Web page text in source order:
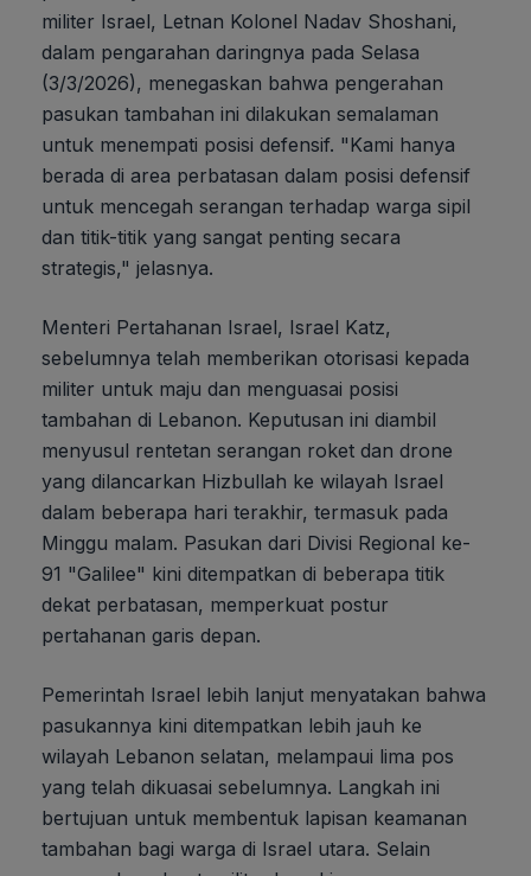
militer Israel, Letnan Kolonel Nadav Shoshani,
dalam pengarahan daringnya pada Selasa
(3/3/2026), menegaskan bahwa pengerahan
pasukan tambahan ini dilakukan semalaman
untuk menempati posisi defensif. "Kami hanya
berada di area perbatasan dalam posisi defensif
untuk mencegah serangan terhadap warga sipil
dan titik-titik yang sangat penting secara
strategis," jelasnya.
Menteri Pertahanan Israel, Israel Katz,
sebelumnya telah memberikan otorisasi kepada
militer untuk maju dan menguasai posisi
tambahan di Lebanon. Keputusan ini diambil
menyusul rentetan serangan roket dan drone
yang dilancarkan Hizbullah ke wilayah Israel
dalam beberapa hari terakhir, termasuk pada
Minggu malam. Pasukan dari Divisi Regional ke-
91 "Galilee" kini ditempatkan di beberapa titik
dekat perbatasan, memperkuat postur
pertahanan garis depan.
Pemerintah Israel lebih lanjut menyatakan bahwa
pasukannya kini ditempatkan lebih jauh ke
wilayah Lebanon selatan, melampaui lima pos
yang telah dikuasai sebelumnya. Langkah ini
bertujuan untuk membentuk lapisan keamanan
tambahan bagi warga di Israel utara. Selain